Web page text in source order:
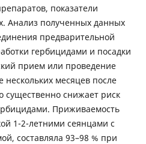
показатели
Анализ полученных данных
предварительной
гербицидами и посадки
прием или проведение
нескольких месяцев после
существенно снижает риск
Приживаемость
1-2-летними сеянцами с
составляла 93–98 % при